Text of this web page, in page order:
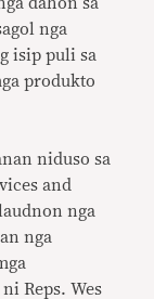
nga
isip puli sa
produkto
niduso sa
and
nga
nga
Reps. Wes